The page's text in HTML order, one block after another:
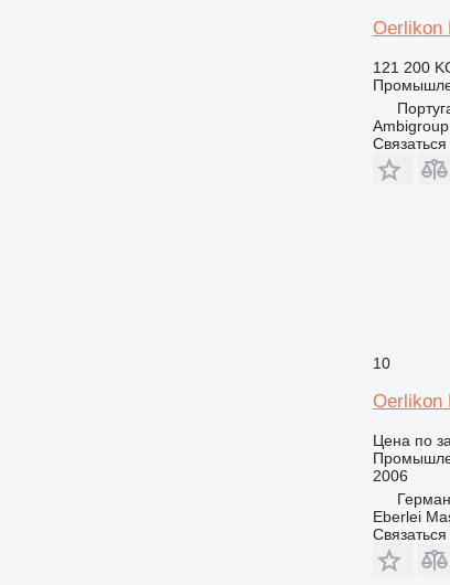
Oerlikon
121 200
10
Oerlikon
Цена по
2006
Eberlei